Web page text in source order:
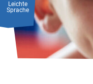
Leichte
Sprache